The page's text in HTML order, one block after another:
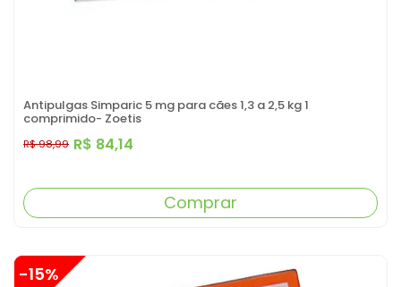
Antipulgas Simparic 5 mg para cães 1,3 a 2,5 kg 1
comprimido- Zoetis
R$ 84,14
R$ 98,99
Comprar
-15%